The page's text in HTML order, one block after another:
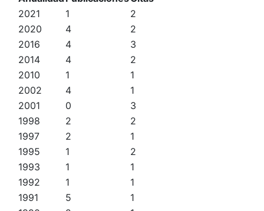
2021
1
2
2020
4
2
2016
4
3
2014
4
2
2010
1
1
2002
4
1
2001
0
3
1998
2
2
1997
2
1
1995
1
2
1993
1
1
1992
1
1
1991
5
1